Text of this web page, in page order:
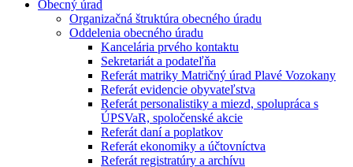
Obecný úrad
Organizačná štruktúra obecného úradu
Oddelenia obecného úradu
Kancelária prvého kontaktu
Sekretariát a podateľňa
Referát matriky Matričný úrad Plavé Vozokany
Referát evidencie obyvateľstva
Referát personalistiky a miezd, spolupráca s
ÚPSVaR, spoločenské akcie
Referát daní a poplatkov
Referát ekonomiky a účtovníctva
Referát registratúry a archívu